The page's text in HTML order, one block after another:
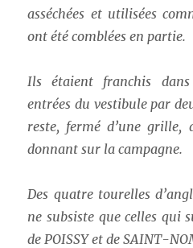
asséchées et utilisées
ont été comblées en partie.
Ils étaient franchis
entrées du vestibule par
reste, fermé d’une grille,
donnant sur la campagne.
Des quatre tourelles
ne subsiste que celles qui
de POISSY et de SAINT-